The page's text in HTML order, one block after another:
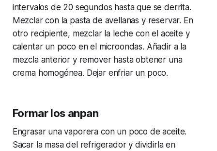
intervalos de 20 segundos hasta que se derrita.
Mezclar con la pasta de avellanas y reservar. En
otro recipiente, mezclar la leche con el aceite y
calentar un poco en el microondas. Añadir a la
mezcla anterior y remover hasta obtener una
crema homogénea. Dejar enfriar un poco.
Formar los anpan
Engrasar una vaporera con un poco de aceite.
Sacar la masa del refrigerador y dividirla en